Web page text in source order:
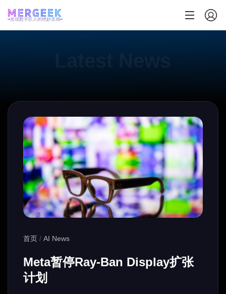
发现数字匠人的绝妙灵感
首页 / AI News
Meta暂停Ray-Ban Display扩张
计划